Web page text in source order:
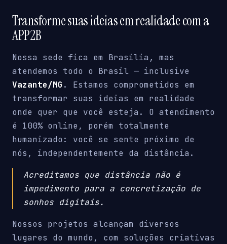
Transforme suas ideias em realidade com a
APP2B
Nossa sede fica em Brasília, mas
atendemos todo o Brasil — inclusive
Vazante/MG . Estamos comprometidos em
transformar suas ideias em realidade
onde quer que você esteja. O atendimento
é 100% online, porém totalmente
humanizado: você se sente próximo de
nós, independentemente da distância.
Acreditamos que distância não é
impedimento para a concretização de
sonhos digitais.
Nossos projetos alcançam diversos
lugares do mundo, com soluções criativas